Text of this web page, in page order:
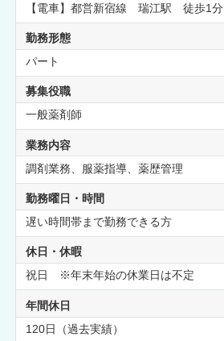
【電車】都営新宿線 瑞江駅 徒歩1分
勤務形態
パート
募集役職
一般薬剤師
業務内容
調剤業務、服薬指導、薬歴管理
勤務曜日・時間
遅い時間帯まで勤務できる方
休日・休暇
祝日 ※年末年始の休業日は不定
年間休日
120日（過去実績）